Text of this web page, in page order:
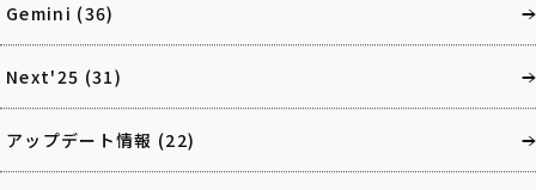
Gemini (36)
Next'25 (31)
アップデート情報 (22)